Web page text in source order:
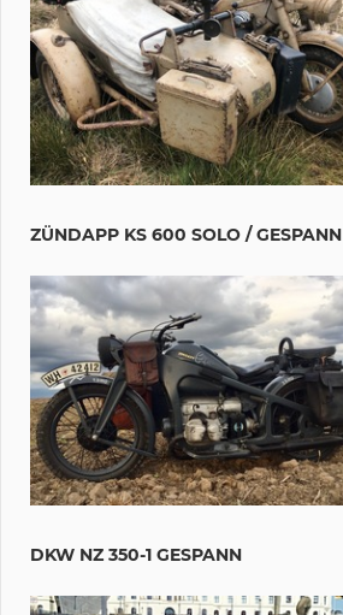
ZÜNDAPP KS 600 SOLO / GESPANN
DKW NZ 350-1 GESPANN